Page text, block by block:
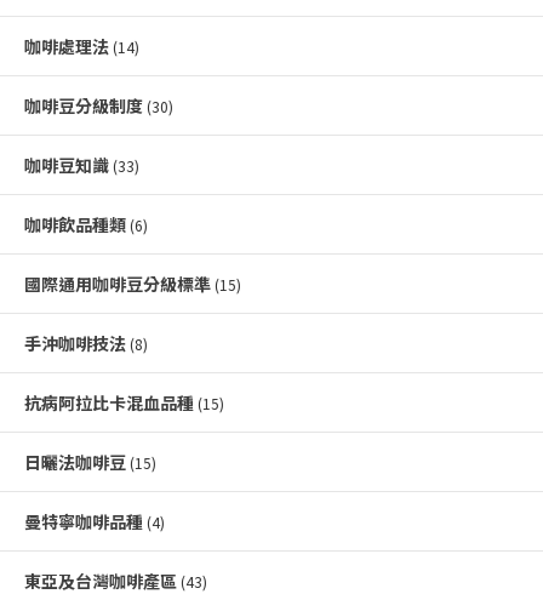
咖啡處理法 (14)
咖啡豆分級制度 (30)
咖啡豆知識 (33)
咖啡飲品種類 (6)
國際通用咖啡豆分級標準 (15)
手沖咖啡技法 (8)
抗病阿拉比卡混血品種 (15)
日曬法咖啡豆 (15)
曼特寧咖啡品種 (4)
東亞及台灣咖啡產區 (43)